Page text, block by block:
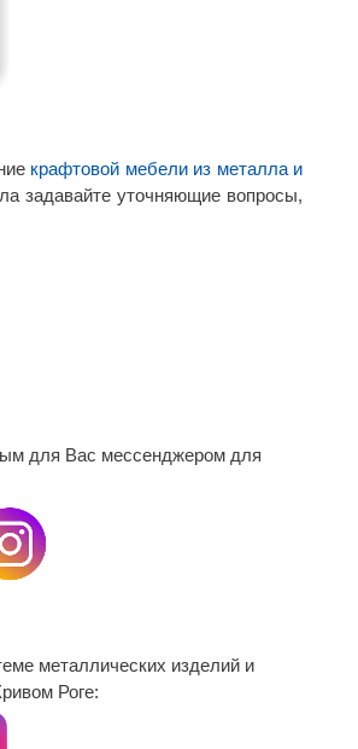
крафтовой мебели из металла и
задавайте уточняющие вопросы,
для Вас мессенджером для
металлических изделий и
Роге: